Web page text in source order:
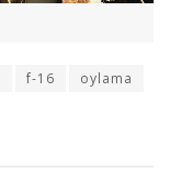
f-16
oylama